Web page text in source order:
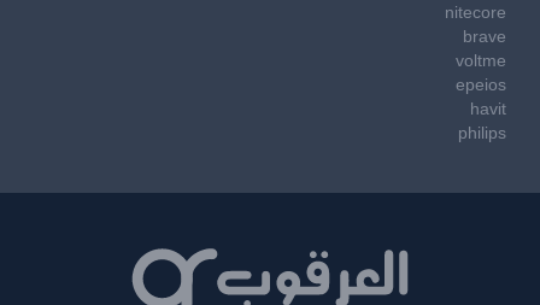
nitecore
brave
voltme
epeios
havit
philips